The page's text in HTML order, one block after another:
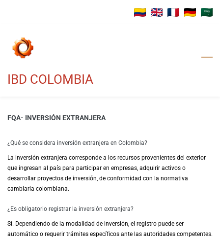
main
IBD COLOMBIA
FQA- INVERSIÓN EXTRANJERA
¿Qué se considera inversión extranjera en Colombia?
La inversión extranjera corresponde a los recursos provenientes del exterior
que ingresan al país para participar en empresas, adquirir activos o
desarrollar proyectos de inversión, de conformidad con la normativa
cambiaria colombiana.
¿Es obligatorio registrar la inversión extranjera?
Sí. Dependiendo de la modalidad de inversión, el registro puede ser
automático o requerir trámites específicos ante las autoridades competentes.